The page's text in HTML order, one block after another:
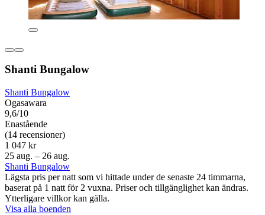
Shanti Bungalow
Shanti Bungalow
Ogasawara
9,6/10
Enastående
(14 recensioner)
1 047 kr
25 aug. – 26 aug.
Shanti Bungalow
Lägsta pris per natt som vi hittade under de senaste 24 timmarna,
baserat på 1 natt för 2 vuxna. Priser och tillgänglighet kan ändras.
Ytterligare villkor kan gälla.
Visa alla boenden